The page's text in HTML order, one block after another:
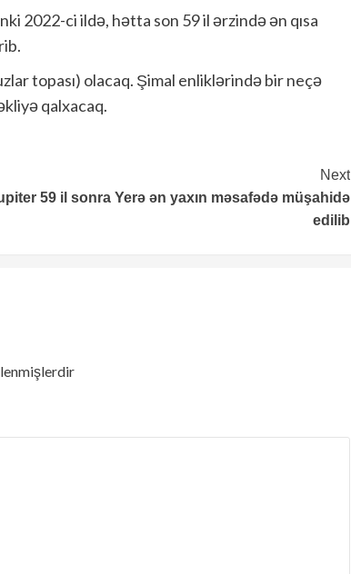
2022-ci ildə, hətta son 59 il ərzində ən qısa
topası) olacaq. Şimal enliklərində bir neçə
qalxacaq.
Next
59 il sonra Yerə ən yaxın məsafədə müşahidə
edilib